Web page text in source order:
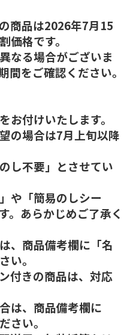
商品は2026年7月15
価格です。
なる場合がございま
間をご確認ください。
付けいたします。
の場合は7月上旬以降
し不要」とさせてい
や「簡易のしシー
。あらかじめご了承く
、商品備考欄に「名
い。
付きの商品は、対応
は、商品備考欄に
さい。